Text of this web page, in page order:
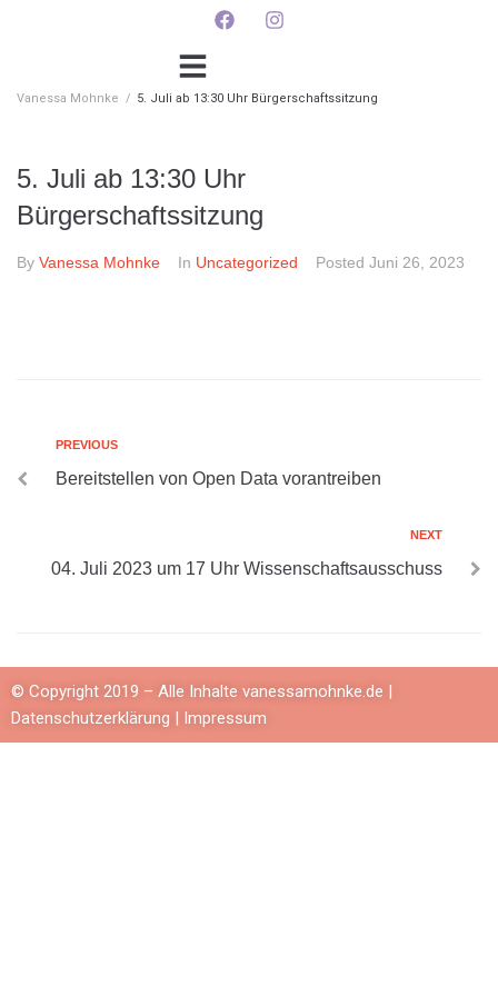
Vanessa Mohnke / 5. Juli ab 13:30 Uhr Bürgerschaftssitzung
5. Juli ab 13:30 Uhr
Bürgerschaftssitzung
By Vanessa Mohnke In Uncategorized Posted Juni 26, 2023
PREVIOUS
Bereitstellen von Open Data vorantreiben
NEXT
04. Juli 2023 um 17 Uhr Wissenschaftsausschuss
© Copyright 2019 – Alle Inhalte vanessamohnke.de |
Datenschutzerklärung | Impressum